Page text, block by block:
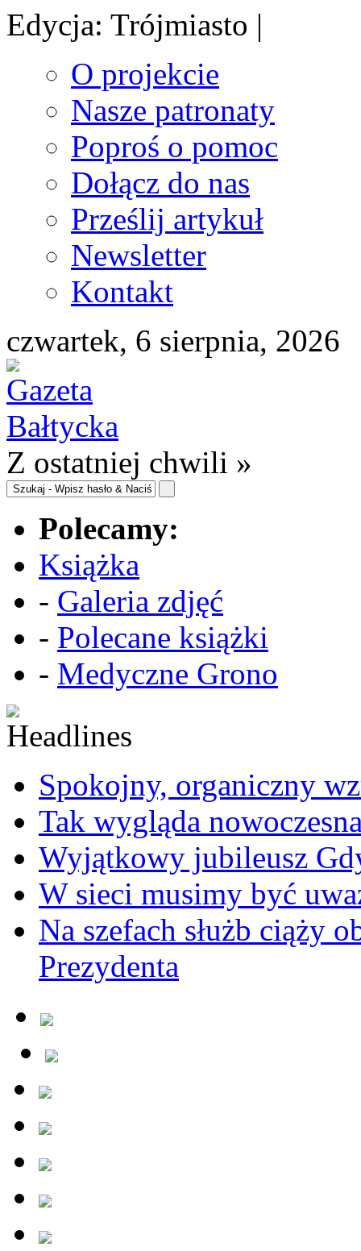
Edycja: Trójmiasto |
O projekcie
Nasze patronaty
Poproś o pomoc
Dołącz do nas
Prześlij artykuł
Newsletter
Kontakt
czwartek, 6 sierpnia, 2026
Z ostatniej chwili »
Polecamy:
Książka
- Galeria zdjęć
- Polecane książki
- Medyczne Grono
Spokojny, organiczny
Tak wygląda
Wyjątkowy jubileusz
W sieci musimy być
Na szefach służb ciąży
Prezydenta